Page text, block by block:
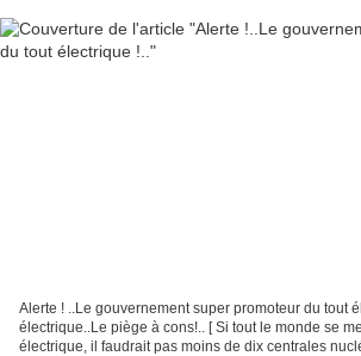
Alerte ! ..Le gouvernement super promoteur du tout
électrique..Le piège à cons!.. [ Si tout le monde se
électrique, il faudrait pas moins de dix centrales